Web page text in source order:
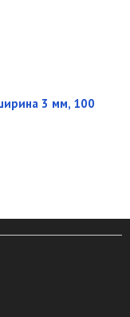
3 мм, 100